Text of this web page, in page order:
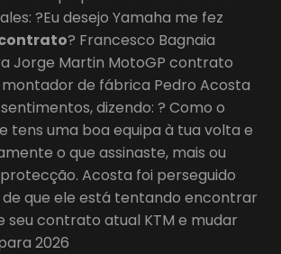
?Eu desejo Yamaha me fez
? Francesco Bagnaia
Jorge Martin MotoGP contrato
montador de fábrica Pedro Acosta
dizendo: ? Como o
tens uma boa equipa à tua volta e
o que assinaste, mais ou
Acosta foi perseguido
que ele está tentando encontrar
seu contrato atual KTM e mudar
2026